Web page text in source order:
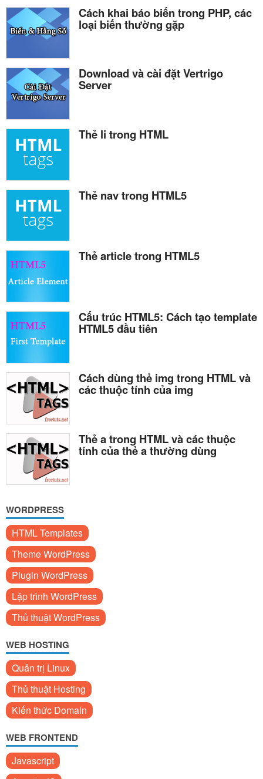
Cách khai báo biến trong PHP, các
loại biến thường gặp
Download và cài đặt Vertrigo
Server
Thẻ li trong HTML
Thẻ nav trong HTML5
Thẻ article trong HTML5
Cấu trúc HTML5: Cách tạo template
HTML5 đầu tiên
Cách dùng thẻ img trong HTML và
các thuộc tính của img
Thẻ a trong HTML và các thuộc
tính của thẻ a thường dùng
WORDPRESS
HTML Templates
Theme WordPress
Plugin WordPress
Lập trình WordPress
Thủ thuật WordPress
WEB HOSTING
Quản trị Linux
Thủ thuật Hosting
Kiến thức Domain
WEB FRONTEND
Javascript